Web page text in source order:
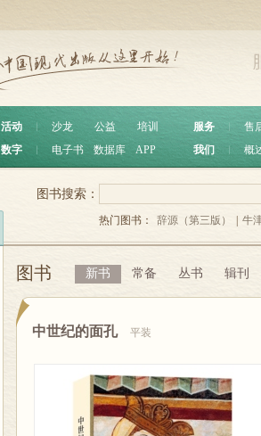
活动 沙龙 公益
培训
数字
电子书 数据库 APP
服务 ︱ 售
我们
概
图书搜索：
热门图书： 辞源（第三版） 牛
图书 新书 常备 丛书 辑刊
中世纪的面孔 平装